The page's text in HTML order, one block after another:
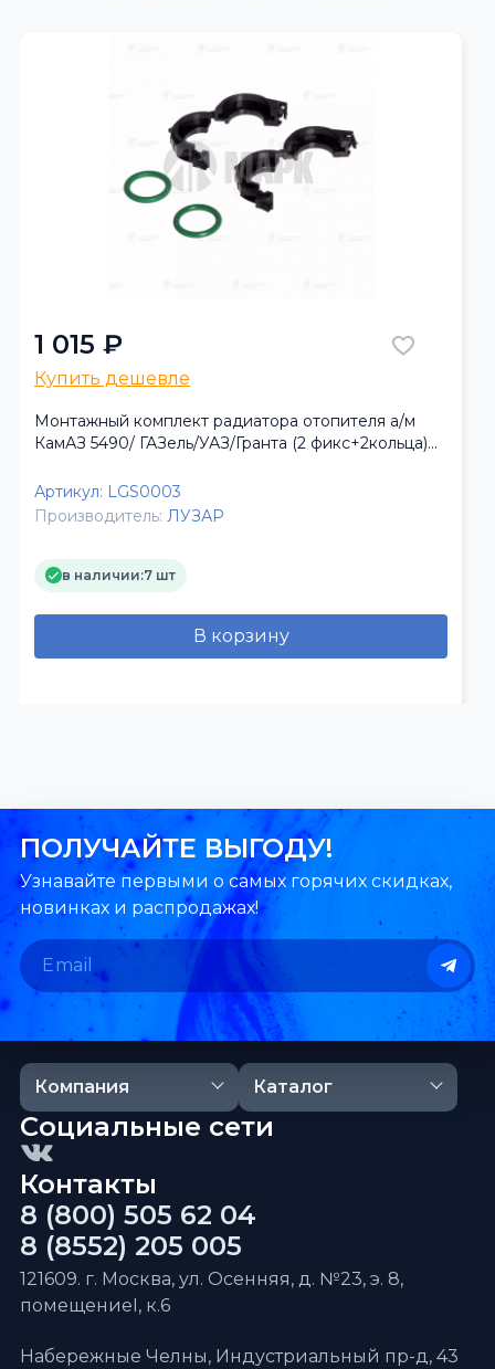
1 015 ₽
Купить дешевле
Монтажный комплект радиатора отопителя а/м
КамАЗ 5490/ ГАЗель/УАЗ/Гранта (2 фикс+2кольца)
Артикул: LGS0003
Производитель: ЛУЗАР
в наличии:7 шт
В корзину
ПОЛУЧАЙТЕ ВЫГОДУ!
Узнавайте первыми о самых горячих скидках,
новинках и распродажах!
Компания Каталог
Контакты
8 (800) 505 62 04
8 (8552) 205 005
121609. г. Москва, ул. Осенняя, д. №23, э. 8,
помещениеI, к.6
Набережные Челны, Индустриальный пр-д, 43
Социальные сети